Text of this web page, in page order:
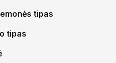
tipas
tipas